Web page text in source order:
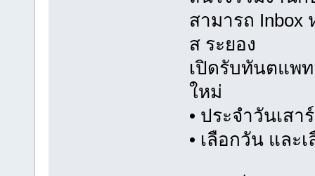
สามารถ
ส ระยอง
เปิดรับทันตแพ
ใหม่
• ประจำวันเสา
• เลือกวัน และ